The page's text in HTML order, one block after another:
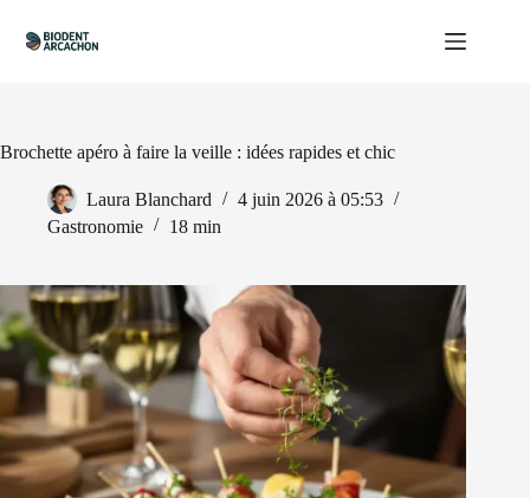
contenu
Brochette apéro à faire la veille : idées rapides et chic
Laura Blanchard
4 juin 2026 à 05:53
Gastronomie
18 min